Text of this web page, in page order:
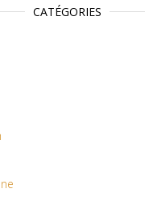
CATÉGORIES